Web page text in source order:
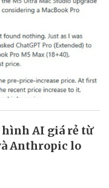
hình AI giá rẻ từ
Anthropic lo